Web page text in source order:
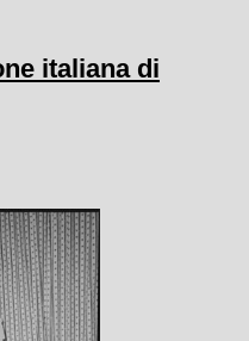
italiana di